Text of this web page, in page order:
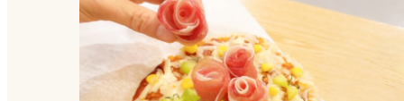
きます。和食に親しんでもらえるため、外
国人の方にも人気です。
実施時間 2.5時間